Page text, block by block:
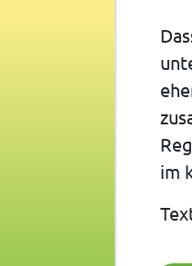
im